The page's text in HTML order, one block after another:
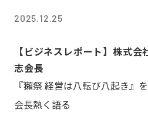
2025.12.25
【ビジネスレポート】株式
志会長
『獺祭 経営は八転び八起き』
会長熱く語る